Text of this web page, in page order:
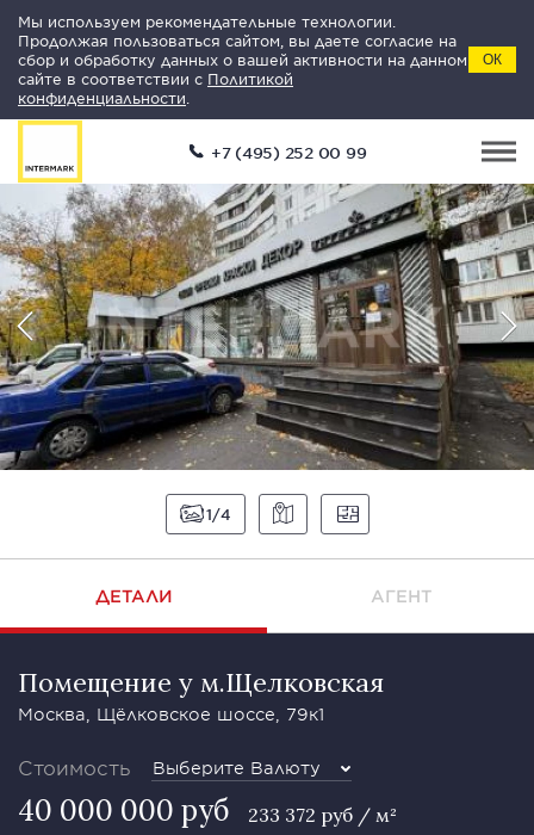
Мы используем рекомендательные технологии.
Продолжая пользоваться сайтом, вы даете согласие на
сбор и обработку данных о вашей активности на данном
сайте в соответствии с Политикой
конфиденциальности
ОК
+7 (495) 252 00 99
1 4
ДЕТАЛИ АГЕНТ
Помещение у м.Щелковская
Москва, Щёлковское шоссе, 79к1
Стоимость Выберите Валюту
40 000 000 руб 233 372 руб / м²